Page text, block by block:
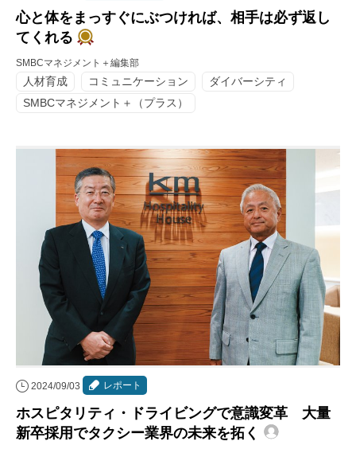
心と体をまっすぐにぶつければ、相手は必ず返し
てくれる
SMBCマネジメント＋編集部
人材育成 コミュニケーション
ダイバーシティ
SMBCマネジメント＋（プラス）
2024/09/03 レポート
ホスピタリティ・ドライビングで意識変革 大量
新卒採用でタクシー業界の未来を拓く